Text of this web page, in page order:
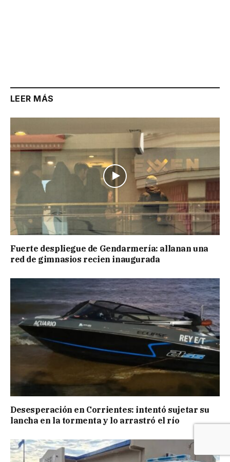
LEER MÁS
Fuerte despliegue de Gendarmería: allanan una
red de gimnasios recien inaugurada
Desesperación en Corrientes: intentó sujetar su
lancha en la tormenta y lo arrastró el río